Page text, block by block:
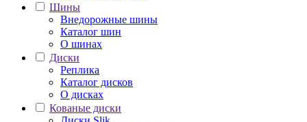
Шины
Внедорожные шины
Каталог шин
О шинах
Диски
Реплика
Каталог дисков
О дисках
Кованые диски